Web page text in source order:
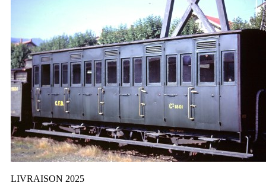
LIVRAISON 2025